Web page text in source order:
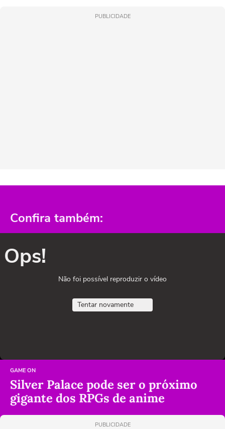
PUBLICIDADE
Confira também:
Ops!
Não foi possível reproduzir o vídeo
Tentar novamente
GAME ON
Silver Palace pode ser o próximo
gigante dos RPGs de anime
PUBLICIDADE